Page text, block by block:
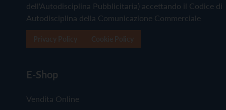
dell'Autodisciplina Pubblicitaria) accettando il Codice di
Autodisciplina della Comunicazione Commerciale
E-Shop
Vendita Online